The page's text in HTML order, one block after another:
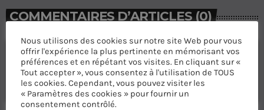
COMMENTAIRES D’ARTICLES (0)
Laisser une réponse
Vous devez être connecté pour ajouter un commentaire.
Connectez-vous maintenant
Nous utilisons des cookies sur notre site Web pour vous
offrir l'expérience la plus pertinente en mémorisant vos
préférences et en répétant vos visites. En cliquant sur «
Tout accepter », vous consentez à l'utilisation de TOUS
les cookies. Cependant, vous pouvez visiter les
« Paramètres des cookies » pour fournir un
consentement contrôlé.